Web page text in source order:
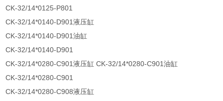
CK-32/14*0125-P801
CK-32/14*0140-D901液压缸
CK-32/14*0140-D901油缸
CK-32/14*0140-D901
CK-32/14*0280-C901液压缸 CK-32/14*0280-C901油缸
CK-32/14*0280-C901
CK-32/14*0280-C908液压缸